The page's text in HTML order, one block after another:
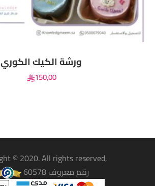
ورشة الكيك الكوري
150,00
,Copyright © 2020. All rights reserved.
رقم معروف 60578